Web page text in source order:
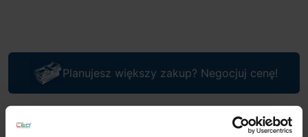
Planujesz większy zakup? Negocjuj cenę!
Wsparcie techniczne